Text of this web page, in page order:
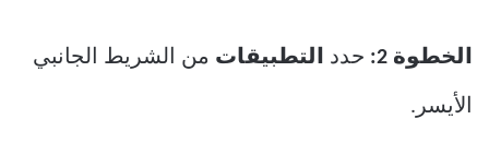
الخطوة 2: حدد التطبيقات من الشريط الجانبي
الأيسر.